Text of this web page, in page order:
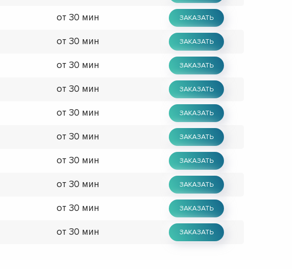
от 30 мин ЗАКАЗАТЬ
от 30 мин ЗАКАЗАТЬ
от 30 мин ЗАКАЗАТЬ
от 30 мин ЗАКАЗАТЬ
от 30 мин ЗАКАЗАТЬ
от 30 мин ЗАКАЗАТЬ
от 30 мин ЗАКАЗАТЬ
от 30 мин ЗАКАЗАТЬ
от 30 мин ЗАКАЗАТЬ
от 30 мин ЗАКАЗАТЬ